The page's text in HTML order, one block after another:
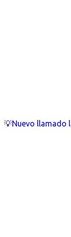
💡Nuevo llamado